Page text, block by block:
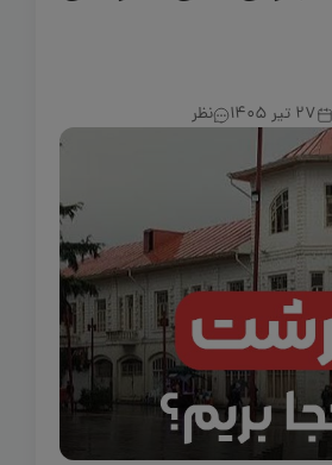
27 تیر 1405 نظر